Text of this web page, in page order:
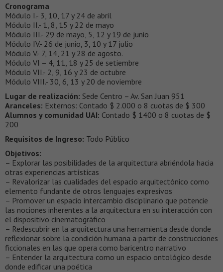
Cronograma
Módulo I.- 3, 10, 17 y 24 de abril
Módulo II.- 1, 8, 15 y 22 de mayo
Módulo III.- 29 de mayo, 5, 12 y 19 de junio
Módulo IV.- 26 de junio, 3, 10 y 17 julio
Módulo V.- 7, 14, 21 y 28 de agosto.
Módulo VI – 4, 11, 18 y 25 de setiembre
Módulo VII.- 2, 9, 16 y 23 de octubre
Módulo VIII.- 30, 6, 13 y 20 de noviembre
Lugar de realización: Sede Centro – Av. San Juan 951
Aranceles: Externos: Contado $ 2.000 o 8 cuotas de $ 300
Alumnos y comunidad UAI: Contado $ 1400 o 8 cuotas de $
200
Requisitos de Ingreso: Todo Público
Objetivos:
– Explorar las posibilidades de la arquitectura abriéndola hacia
otras experiencias artísticas
– Revalorizar las cualidades del espacio arquitectónico como
elemento fundante de otros lenguajes expresivos
– Promover un espacio intercambio disciplinario que potencie
las nociones inherentes a la arquitectura en su interacción con
el dispositivo cinematográfico
– Redescubrir en la arquitectura una herramienta desde donde
reflexionar sobre la condición humana a partir de construcciones
ficcionales en las que opera como baricentro narrativo
– Entender la arquitectura como un espacio ontológico desde
donde edificar una poética